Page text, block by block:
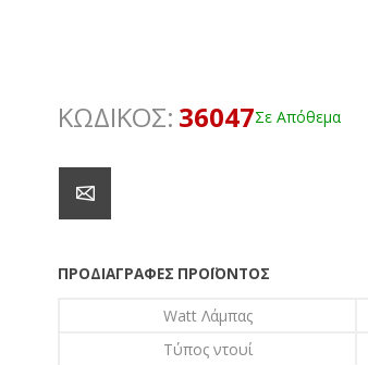
ΚΩΔΙΚΟΣ: 36047Σε Απόθεμα
ΠΡΟΔΙΑΓΡΑΦΈΣ ΠΡΟΪΌΝΤΟΣ
Watt Λάμπας
Τύπος ντουί